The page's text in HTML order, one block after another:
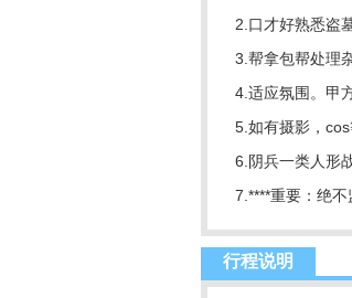
2.口才好熟悉盗
3.帮拿包帮处理
4.适应氛围。甲
5.如有摄影， cos
6.阴兵一类人形
7.****重要：绝
行程说明